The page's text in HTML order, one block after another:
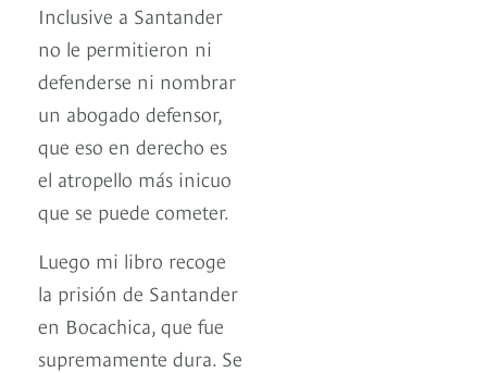
Inclusive a Santander
no le permitieron ni
defenderse ni nombrar
un abogado defensor,
que eso en derecho es
el atropello más inicuo
que se puede cometer.
Luego mi libro recoge
la prisión de Santander
en Bocachica, que fue
supremamente dura. Se